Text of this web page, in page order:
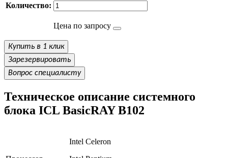
Количество:
Цена по запросу
Купить в 1 клик
Зарезервировать
Вопрос специалисту
Техническое описание системного
блока ICL BasicRAY B102
Intel Celeron